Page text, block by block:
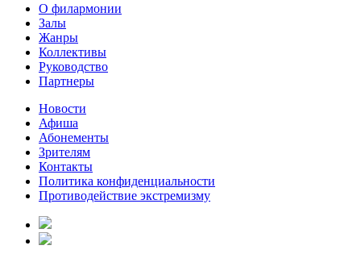
О филармонии
Залы
Жанры
Коллективы
Руководство
Партнеры
Новости
Афиша
Абонементы
Зрителям
Контакты
Политика конфиденциальности
Противодействие экстремизму